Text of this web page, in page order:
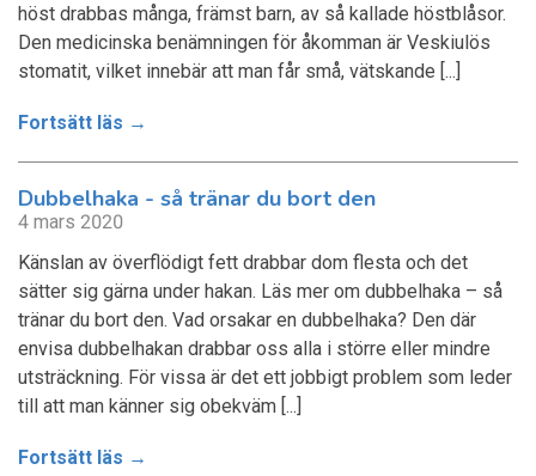
höst drabbas många, främst barn, av så kallade höstblåsor.
Den medicinska benämningen för åkomman är Veskiulös
stomatit, vilket innebär att man får små, vätskande [...]
Fortsätt läs →
Dubbelhaka - så tränar du bort den
4 mars 2020
Känslan av överflödigt fett drabbar dom flesta och det
sätter sig gärna under hakan. Läs mer om dubbelhaka – så
tränar du bort den. Vad orsakar en dubbelhaka? Den där
envisa dubbelhakan drabbar oss alla i större eller mindre
utsträckning. För vissa är det ett jobbigt problem som leder
till att man känner sig obekväm [...]
Fortsätt läs →